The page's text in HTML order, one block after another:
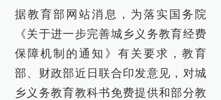
据教育部网站消息，为落实国务院
《关于进一步完善城乡义务教育经费
保障机制的通知》有关要求，教育
部、财政部近日联合印发意见，对城
乡义务教育教科书免费提供和部分教